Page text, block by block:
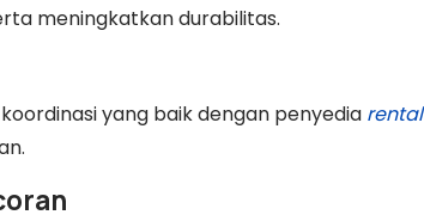
meningkatkan durabilitas.
yang baik dengan penyedia rental